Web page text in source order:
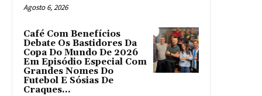
Agosto 6, 2026
Café Com Benefícios
Debate Os Bastidores Da
Copa Do Mundo De 2026
Em Episódio Especial Com
Grandes Nomes Do
Futebol E Sósias De
Craques...